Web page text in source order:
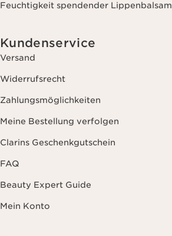
Feuchtigkeit spendender Lippenbalsam
Kundenservice
Versand
Widerrufsrecht
Zahlungsmöglichkeiten
Meine Bestellung verfolgen
Clarins Geschenkgutschein
FAQ
Beauty Expert Guide
Mein Konto